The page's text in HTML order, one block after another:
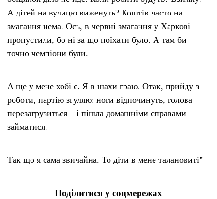
А дітей на вулицю виженуть? Коштів часто на
змагання нема. Ось, в червні змагання у Харкові
пропустили, бо ні за що поїхати було. А там би
точно чемпіони були.
А ще у мене хобі є. Я в шахи граю. Отак, прийду з
роботи, партію згуляю: ноги відпочинуть, голова
перезагрузиться – і пішла домашніми справами
займатися.
Так що я сама звичайна. То діти в мене талановиті”
Поділитися у соцмережах